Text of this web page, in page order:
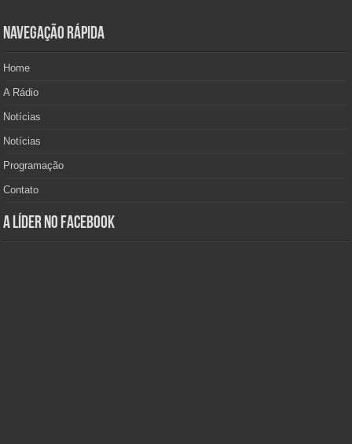
Navegação Rápida
Home
A Rádio
Notícias
Notícias
Programação
Contato
A Líder no Facebook